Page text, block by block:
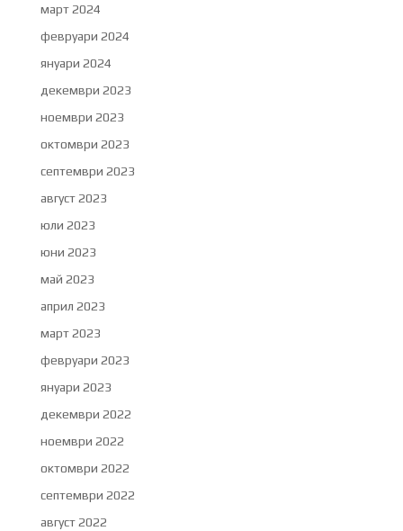
март 2024
февруари 2024
януари 2024
декември 2023
ноември 2023
октомври 2023
септември 2023
август 2023
юли 2023
юни 2023
май 2023
април 2023
март 2023
февруари 2023
януари 2023
декември 2022
ноември 2022
октомври 2022
септември 2022
август 2022